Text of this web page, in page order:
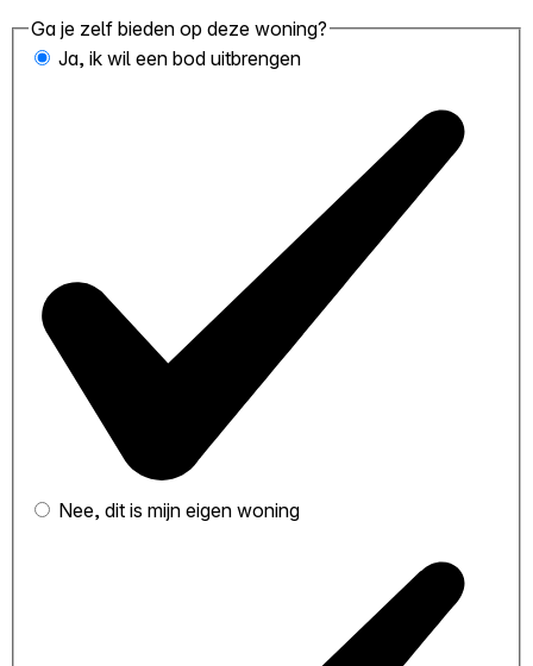
Ga je zelf bieden op deze woning?
Ja, ik wil een bod uitbrengen
Nee, dit is mijn eigen woning